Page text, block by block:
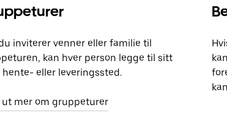
inviterer venner eller familie til
kan hver person legge til sitt
hente- eller leveringssted.
ut mer om gruppeturer